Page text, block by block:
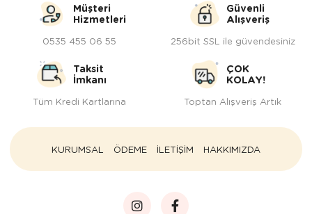
Müşteri
Hizmetleri
0535 455 06 55
Güvenli
Alışveriş
256bit SSL ile güvendesiniz
Taksit
İmkanı
Tüm Kredi Kartlarına
ÇOK
KOLAY!
Toptan Alışveriş Artık
KURUMSAL ÖDEME İLETİŞİM HAKKIMIZDA